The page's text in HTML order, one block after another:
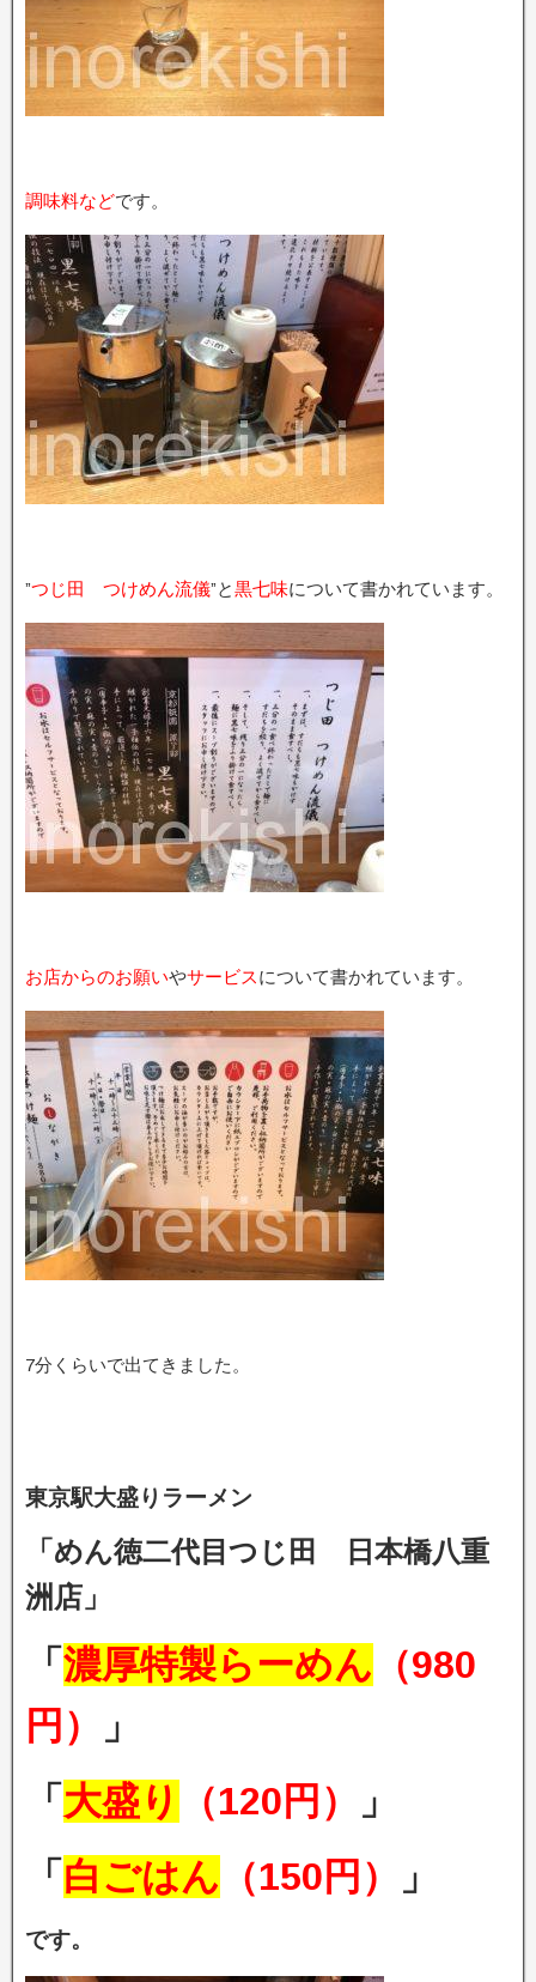
調味料などです。
”つじ田 つけめん流儀”と黒七味について書かれています。
お店からのお願いやサービスについて書かれています。
7分くらいで出てきました。
東京駅大盛りラーメン
「めん徳二代目つじ田 日本橋八重
洲店」
「 濃厚特製らーめん （980
円）
」
「 大盛り （120円）
」
「 白ごはん （150円） 」
です。